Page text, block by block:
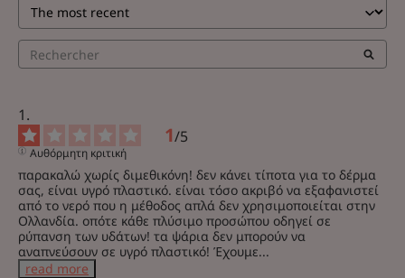
1/5
Αυθόρμητη κριτική
παρακαλώ χωρίς διμεθικόνη! δεν κάνει τίποτα για το δέρμα
σας, είναι υγρό πλαστικό. είναι τόσο ακριβό να εξαφανιστεί
από το νερό που η μέθοδος απλά δεν χρησιμοποιείται στην
Ολλανδία. οπότε κάθε πλύσιμο προσώπου οδηγεί σε
ρύπανση των υδάτων! τα ψάρια δεν μπορούν να
αναπνεύσουν σε υγρό πλαστικό! Έχουμε...
read more